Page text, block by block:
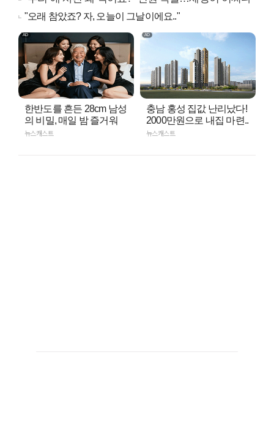
"오래 참았죠? 자, 오늘이 그날이에요.."
한반도를 흔든 28cm 남성
의 비밀, 매일 밤 즐거워
뉴스캐스트
충남 홍성 집값 난리났다!
2000만원으로 내집 마련..
뉴스캐스트